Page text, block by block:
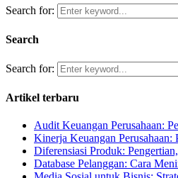
Search for:
Search
Search for:
Artikel terbaru
Audit Keuangan Perusahaan:
Kinerja Keuangan
Diferensiasi Produk:
Database Pelanggan: Cara